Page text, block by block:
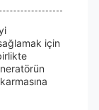
için